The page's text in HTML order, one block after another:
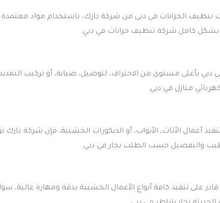
الخزانات في دبي من شركة دارك، باستخدام مواد
بشكل كامل شركة تنظيف خزانات في دبي.
بأعلى مستوى من الاحتراف، لتوصيل، صيانة، أو تركيب
منازل في دبي.
أعمال الأثاث، الأبواب، أو الديكورات الخشبية، فإن شركة
والتفصيل حسب الطلب نجار في دبي.
على تنفيذ كافة أنواع الأعمال الخشبية بدقة ومهارة عالية،